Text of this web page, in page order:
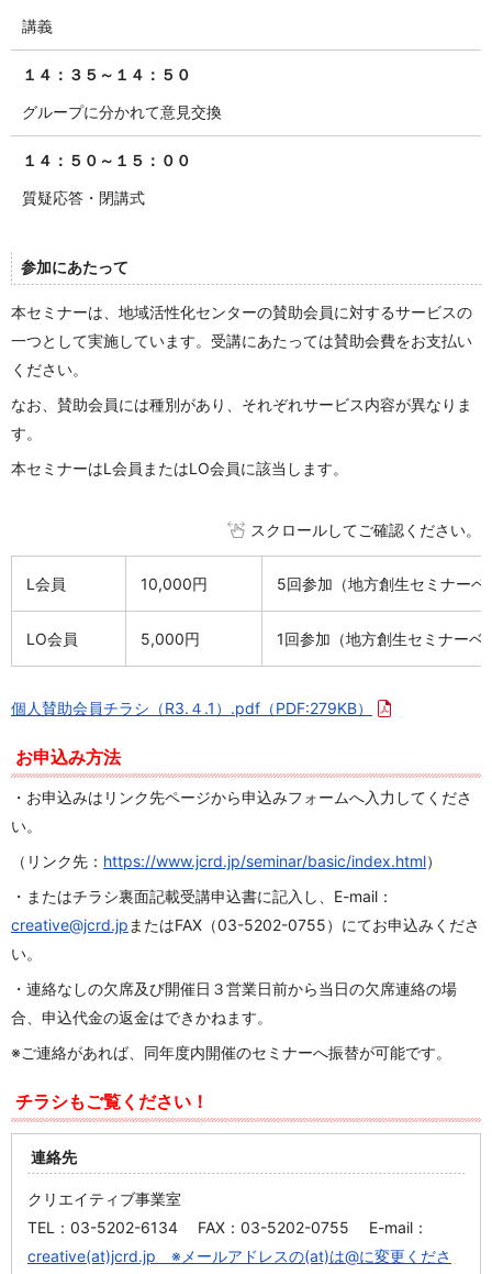
講義
１４：３５～１４：５０
グループに分かれて意見交換
１４：５０～１５：００
質疑応答・閉講式
参加にあたって
本セミナーは、地域活性化センターの賛助会員に対するサービスの
一つとして実施しています。受講にあたっては賛助会費をお支払い
ください。
なお、賛助会員には種別があり、それぞれサービス内容が異なりま
す。
本セミナーはL会員またはLO会員に該当します。
スクロールしてご確認ください。
L会員 10,000円 5回参加（地方創生セミナー
LO会員 5,000円 1回参加（地方創生セミナーベ
個人賛助会員チラシ（R3.４.1）.pdf （PDF:279KB）
お申込み方法
・お申込みはリンク先ページから申込みフォームへ入力してくださ
い。
（リンク先： https://www.jcrd.jp/seminar/basic/index.html）
・またはチラシ裏面記載受講申込書に記入し、E-mail：
creative@jcrd.jp またはFAX（03-5202-0755）にてお申込みくださ
い。
・連絡なしの欠席及び開催日３営業日前から当日の欠席連絡の場
合、申込代金の返金はできかねます。
※ご連絡があれば、同年度内開催のセミナーへ振替が可能です。
チラシもご覧ください！
連絡先
クリエイティブ事業室
TEL：03-5202-6134 FAX：03-5202-0755 E-mail：
creative(at)jcrd.jp ※メールアドレスの(at)は@に変更くださ